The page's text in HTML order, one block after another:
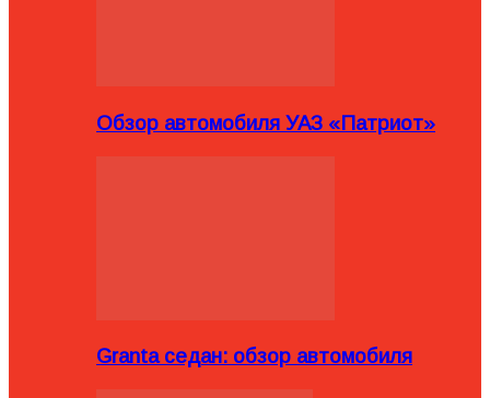
Обзор автомобиля УАЗ «Патриот»
Granta седан: обзор автомобиля